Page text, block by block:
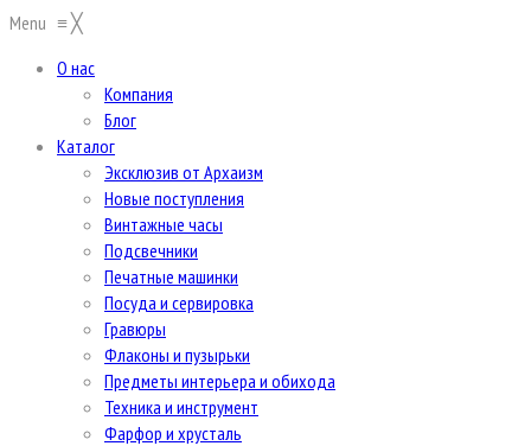
Menu ≡╳
О нас
Компания
Блог
Каталог
Эксклюзив от Архаизм
Новые поступления
Винтажные часы
Подсвечники
Печатные машинки
Посуда и сервировка
Гравюры
Флаконы и пузырьки
Предметы интерьера и обихода
Техника и инструмент
Фарфор и хрусталь